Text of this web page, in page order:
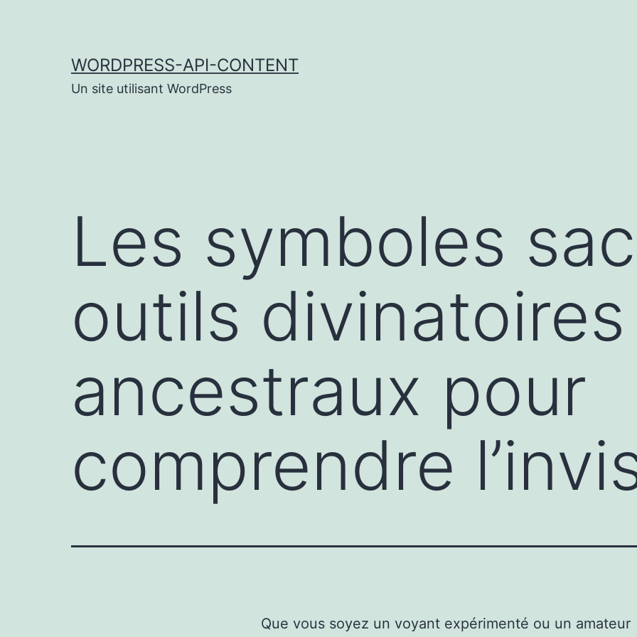
WORDPRESS-API-CONTENT
Un site utilisant WordPress
Les symboles
outils divinatoires
ancestraux pour
comprendre
Que vous soyez un voyant expérimenté ou un amateur